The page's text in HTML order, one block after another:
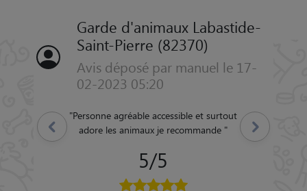
Garde d'animaux Labastide-
Saint-Pierre (82370)
Avis déposé par manuel le 17-
02-2023 05:20
"Personne agréable accessible et surtout
adore les animaux je recommande "
5/5
Précédent Suivant